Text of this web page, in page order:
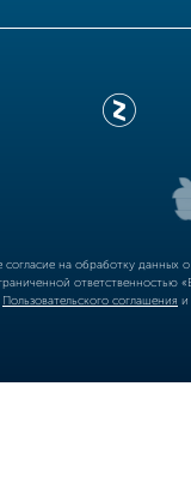
согласие на обработку
Пользовательского соглашения и